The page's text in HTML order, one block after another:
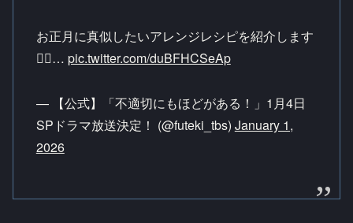
お正月に真似したいアレンジレシピを紹介します
❤️‍🔥… pic.twitter.com/duBFHCSeAp
— 【公式】「不適切にもほどがある！」1月4日
SPドラマ放送決定！ (@futeki_tbs) January 1,
2026